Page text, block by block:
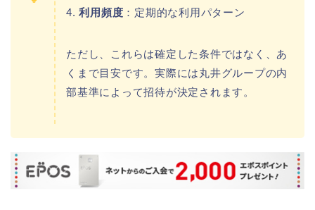
4.利用頻度 ：定期的な利用パターン
ただし、これらは確定した条件ではなく、あ
くまで目安です。実際には丸井グループの内
部基準によって招待が決定されます。